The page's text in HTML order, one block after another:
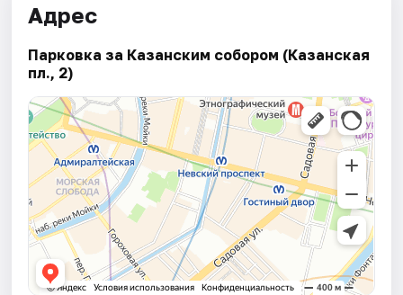
Адрес
Парковка за Казанским собором (Казанская
пл., 2)